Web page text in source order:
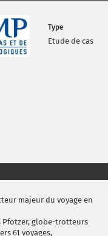
Type
Etude de cas
majeur du voyage en
Pfotzer, globe-trotteurs
61 voyages,